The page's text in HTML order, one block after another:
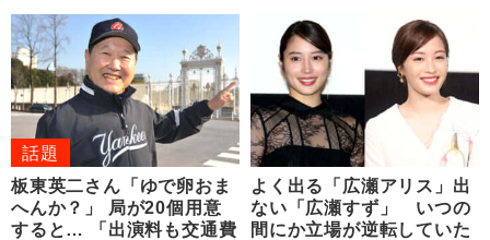
話題
板東英二さん「ゆで卵おま
へんか？」 局が20個用意
すると… 「出演料も交通費
よく出る「広瀬アリス」出
ない「広瀬すず」 いつの
間にか立場が逆転していた